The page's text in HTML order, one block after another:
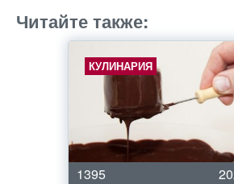
Читайте также:
КУЛИНАРИЯ
1395